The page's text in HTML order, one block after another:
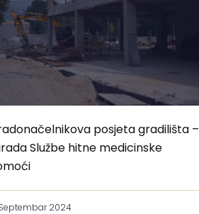
posjeta gradilišta –
Službe hitne medicinske
2024